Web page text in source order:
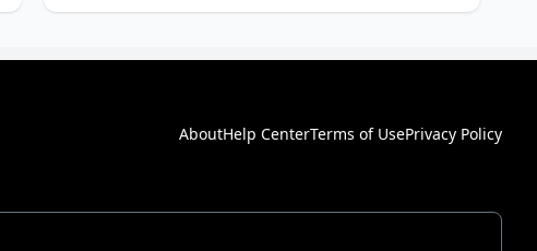
AboutHelp CenterTerms of UsePrivacy Policy